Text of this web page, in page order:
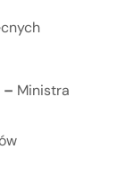
– Ministra